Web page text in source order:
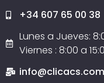
+34 607 65 00 38
Lunes a Jueves:
Viernes : 8:00 a
info@clicacs.com